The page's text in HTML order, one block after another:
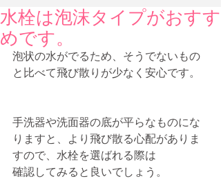
水栓は泡沫タイプがおすす
めです。
泡状の水がでるため、そうでないもの
と比べて飛び散りが少なく安心です。
手洗器や洗面器の底が平らなものにな
りますと、より飛び散る心配がありま
すので、水栓を選ばれる際は
確認してみると良いでしょう。